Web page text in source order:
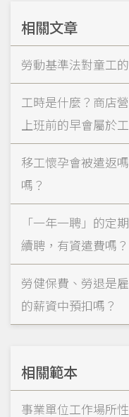
相關文章
勞動基準法對童工
工時是什麼？商店
上班前的早會屬於
移工懷孕會被遣返
嗎？
「一年一聘」的定
續聘，有資遣費嗎？
勞健保費、勞退是
的薪資中預扣嗎？
相關範本
事業單位工作場所